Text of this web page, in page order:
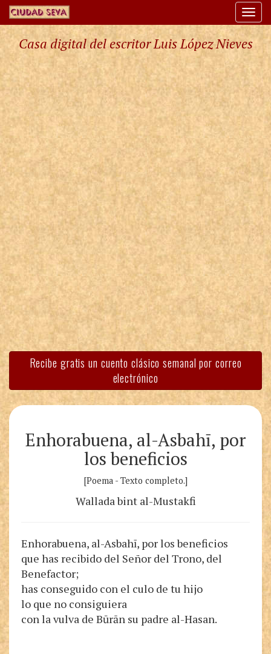
Casa digital del escritor Luis López Nieves
Recibe gratis un cuento clásico semanal por correo
electrónico
Enhorabuena, al-Asbahī, por
los beneficios
[Poema - Texto completo.]
Wallada bint al-Mustakfi
Enhorabuena, al-Asbahī, por los beneficios
que has recibido del Señor del Trono, del
Benefactor;
has conseguido con el culo de tu hijo
lo que no consiguiera
con la vulva de Būrān su padre al-Hasan.